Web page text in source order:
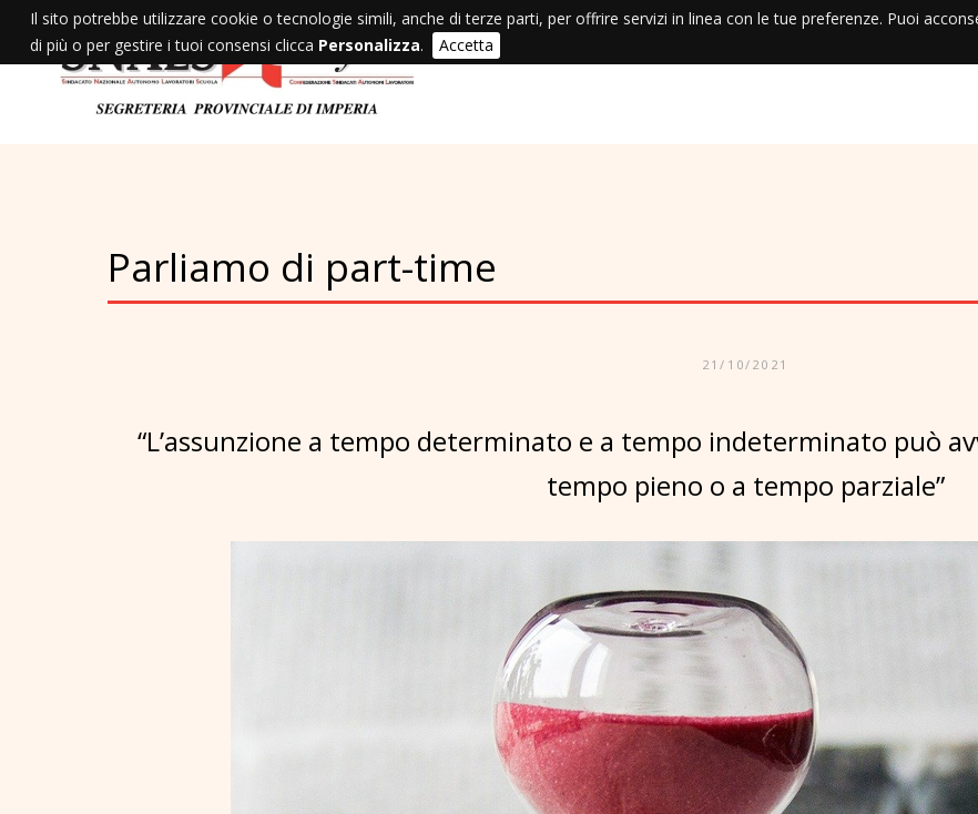
Parliamo di part-time
21/10/2021
“L’assunzione a tempo determinato e a tempo indeterminato può
tempo pieno o a tempo parziale”
Il sito potrebbe utilizzare cookie o tecnologie simili, anche di terze parti, per offrire servizi in linea con le tue preferenze. Puoi
di più o per gestire i tuoi consensi clicca Personalizza. Accetta